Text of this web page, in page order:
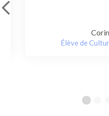
Élève de